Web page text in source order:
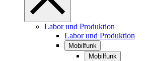
Labor und Produktion
Labor und Produktion
Mobilfunk
Mobilfunk